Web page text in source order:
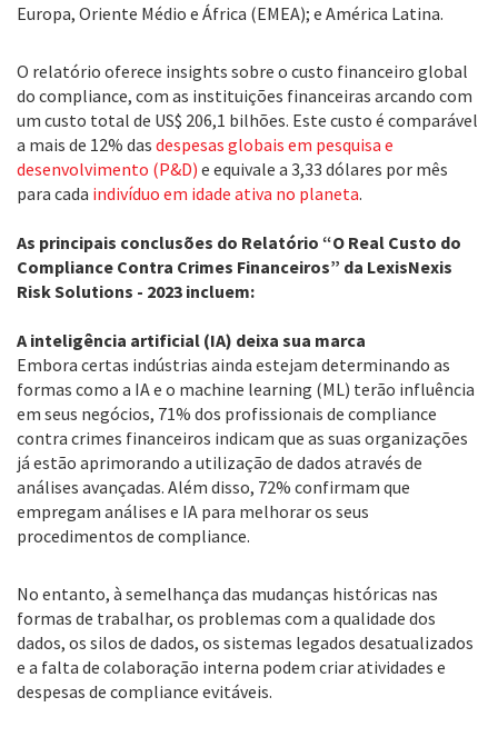
Europa, Oriente Médio e África (EMEA); e América Latina.
O relatório oferece insights sobre o custo financeiro global
do compliance, com as instituições financeiras arcando com
um custo total de US$ 206,1 bilhões. Este custo é comparável
a mais de 12% das despesas globais em pesquisa e
desenvolvimento (P&D) e equivale a 3,33 dólares por mês
para cada indivíduo em idade ativa no planeta.
As principais conclusões do Relatório “O Real Custo do
Compliance Contra Crimes Financeiros” da LexisNexis
Risk Solutions - 2023 incluem:
A inteligência artificial (IA) deixa sua marca
Embora certas indústrias ainda estejam determinando as
formas como a IA e o machine learning (ML) terão influência
em seus negócios, 71% dos profissionais de compliance
contra crimes financeiros indicam que as suas organizações
já estão aprimorando a utilização de dados através de
análises avançadas. Além disso, 72% confirmam que
empregam análises e IA para melhorar os seus
procedimentos de compliance.
No entanto, à semelhança das mudanças históricas nas
formas de trabalhar, os problemas com a qualidade dos
dados, os silos de dados, os sistemas legados desatualizados
e a falta de colaboração interna podem criar atividades e
despesas de compliance evitáveis.